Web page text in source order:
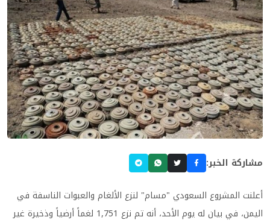
مشاركة الخبر:
أعلنت المشروع السعودي "مسام" لنزع الألغام والعبوات الناسفة في
اليمن، في بيان له يوم الأحد، أنه تم نزع 1,751 لغماً أرضياً وذخيرة غير